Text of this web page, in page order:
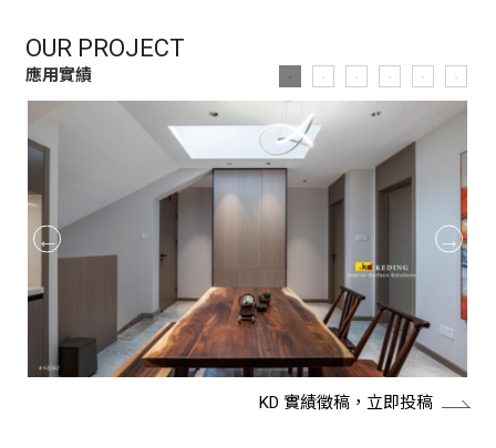
OUR PROJECT
應用實績
KD 實績徵稿，立即投稿